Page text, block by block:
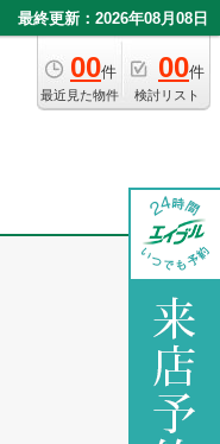
最終更新：2026年08月08日
00件
最近見た物件
00件
検討リスト